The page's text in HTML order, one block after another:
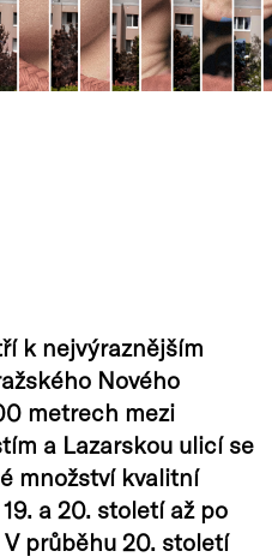
k nejvýraznějším
Nového
metrech mezi
a Lazarskou ulicí se
množství kvalitní
a 20. století až po
průběhu 20. století